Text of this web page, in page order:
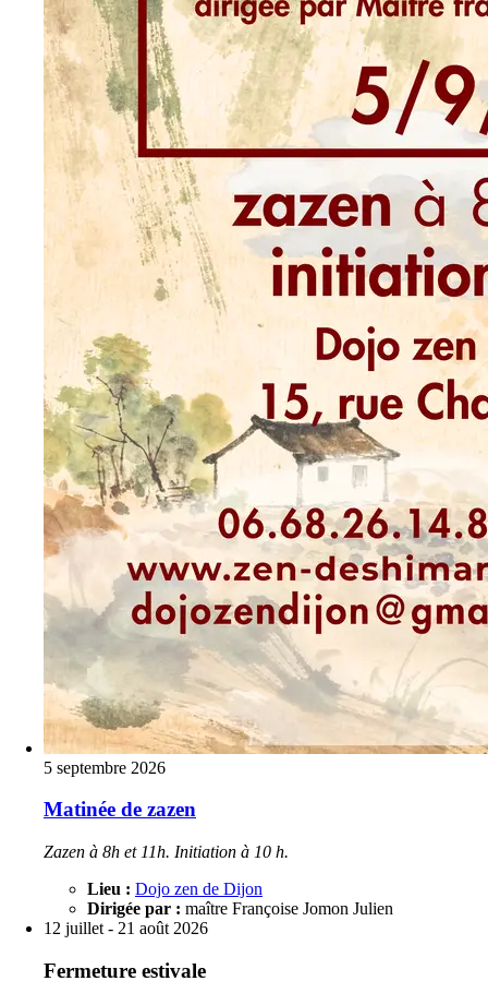
5 septembre 2026
Matinée de zazen
Zazen à 8h et 11h. Initiation à 10 h.
Lieu : Dojo zen de Dijon
Dirigée par : maître Françoise Jomon Julien
12 juillet - 21 août 2026
Fermeture estivale